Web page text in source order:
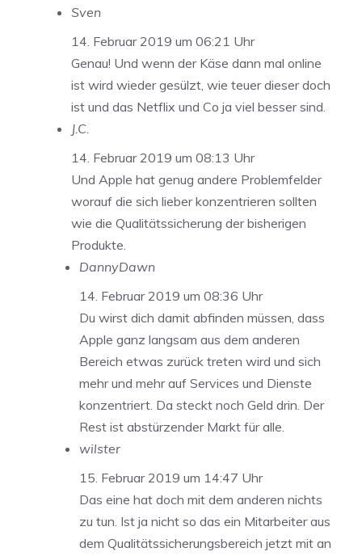
Sven
14. Februar 2019 um 06:21 Uhr
Genau! Und wenn der Käse dann mal online
ist wird wieder gesülzt, wie teuer dieser doch
ist und das Netflix und Co ja viel besser sind.
J.C.
14. Februar 2019 um 08:13 Uhr
Und Apple hat genug andere Problemfelder
worauf die sich lieber konzentrieren sollten
wie die Qualitätssicherung der bisherigen
Produkte.
DannyDawn
14. Februar 2019 um 08:36 Uhr
Du wirst dich damit abfinden müssen, dass
Apple ganz langsam aus dem anderen
Bereich etwas zurück treten wird und sich
mehr und mehr auf Services und Dienste
konzentriert. Da steckt noch Geld drin. Der
Rest ist abstürzender Markt für alle.
wilster
15. Februar 2019 um 14:47 Uhr
Das eine hat doch mit dem anderen nichts
zu tun. Ist ja nicht so das ein Mitarbeiter aus
dem Qualitätssicherungsbereich jetzt mit an